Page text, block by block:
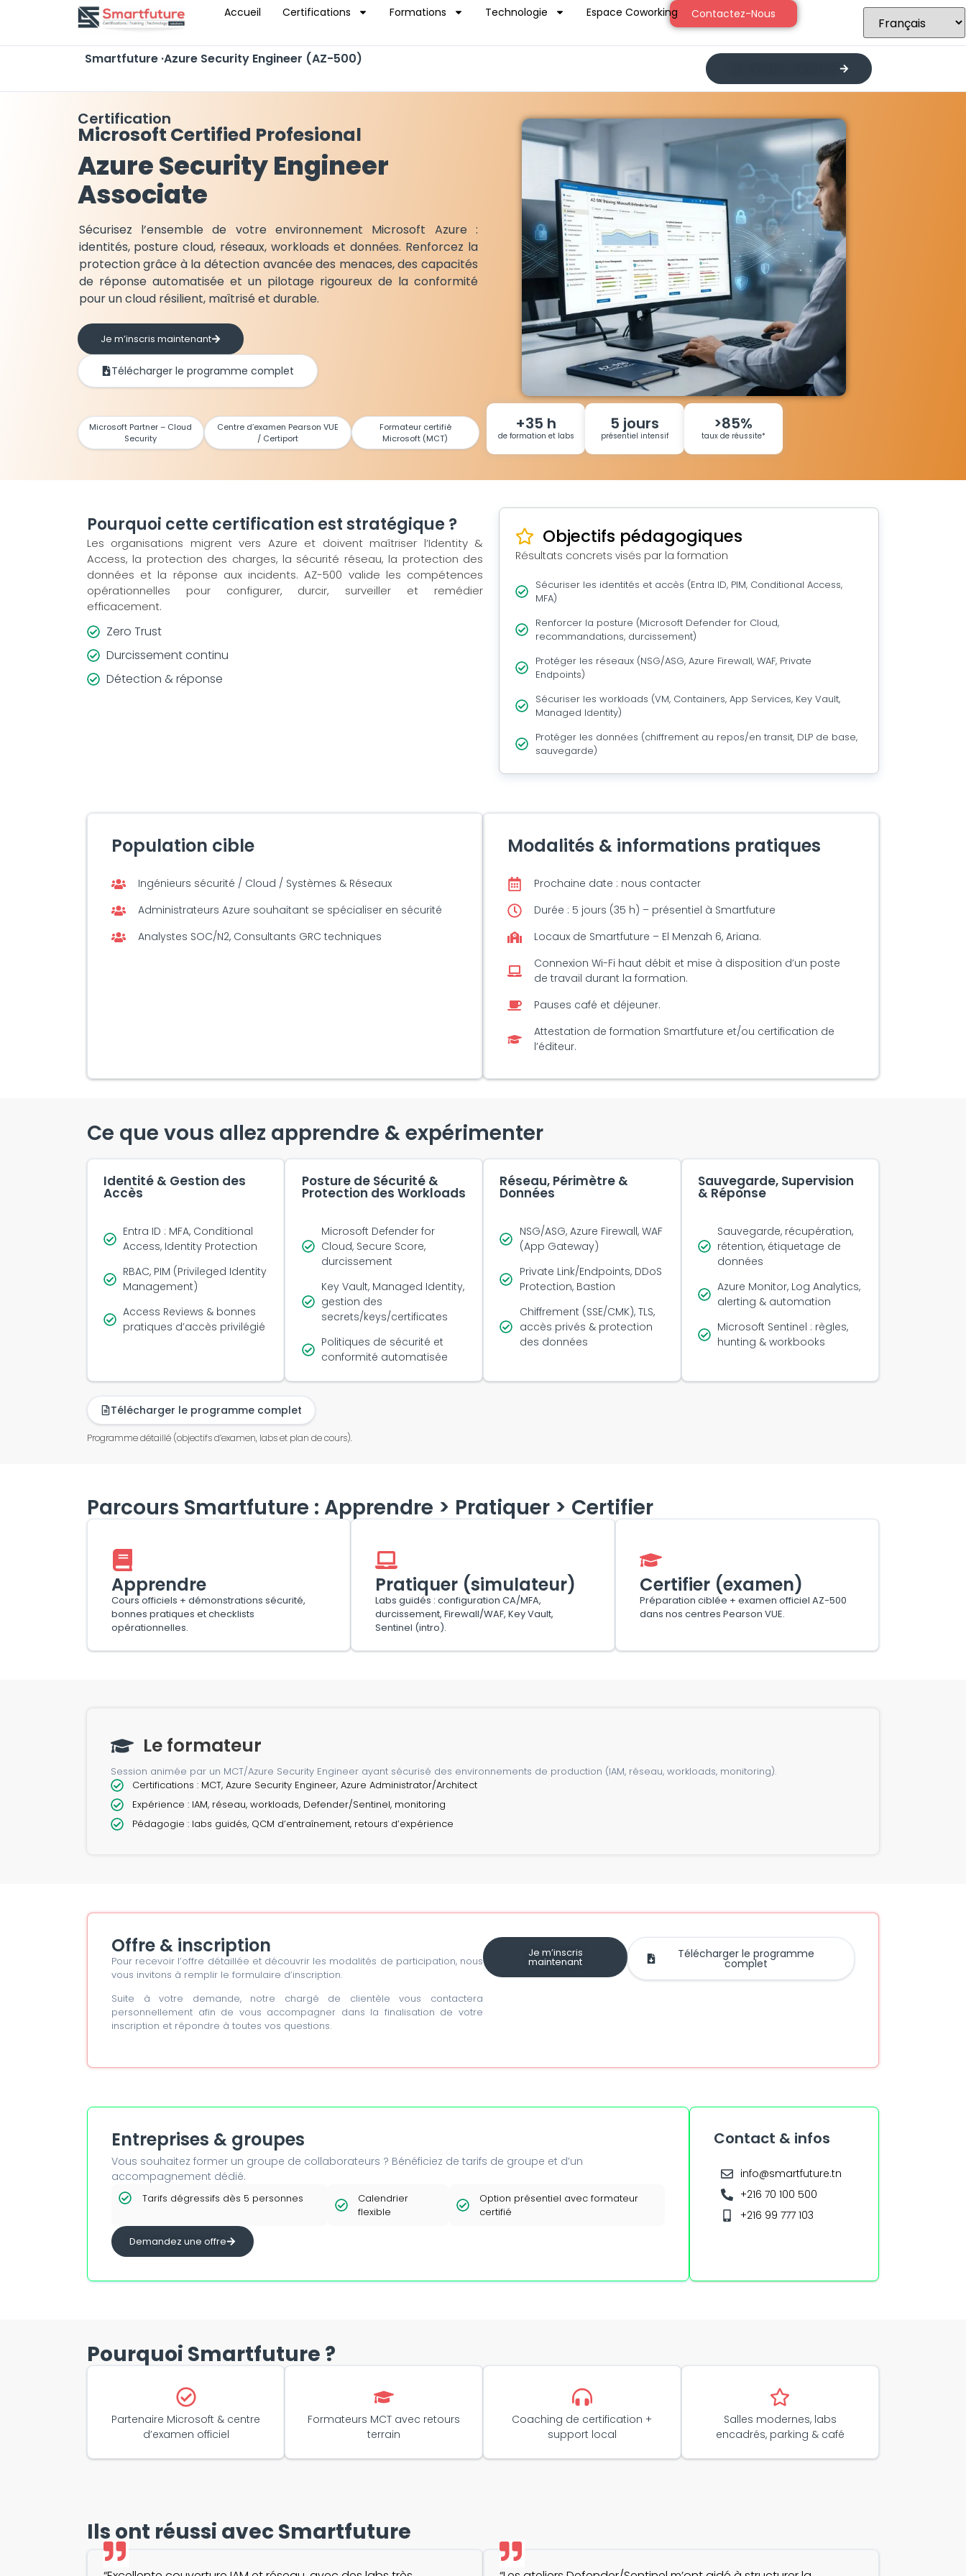
Accueil Certifications Formations Technologie Espace Coworking Contactez-Nous
Smartfuture ·Azure Security Engineer (AZ-500)
Je m’inscris maintenant
Certification
Microsoft Certified Profesional
Azure Security Engineer
Associate
Sécurisez l’ensemble de votre environnement Microsoft Azure :
identités, posture cloud, réseaux, workloads et données. Renforcez la
protection grâce à la détection avancée des menaces, des capacités
de réponse automatisée et un pilotage rigoureux de la conformité
pour un cloud résilient, maîtrisé et durable.
Je m’inscris maintenant
Télécharger le programme complet
Microsoft Partner – Cloud
Security
Centre d’examen Pearson VUE
/ Certiport
Formateur certifié
Microsoft (MCT)
+35 h
de formation et labs
5 jours
présentiel intensif
>85%
taux de réussite*
Pourquoi cette certification est stratégique ?
Les organisations migrent vers Azure et doivent maîtriser l’Identity &
Access, la protection des charges, la sécurité réseau, la protection des
données et la réponse aux incidents. AZ-500 valide les compétences
opérationnelles pour configurer, durcir, surveiller et remédier
efficacement.
Zero Trust
Durcissement continu
Détection & réponse
Objectifs pédagogiques
Résultats concrets visés par la formation
Sécuriser les identités et accès (Entra ID, PIM, Conditional Access,
MFA)
Renforcer la posture (Microsoft Defender for Cloud,
recommandations, durcissement)
Protéger les réseaux (NSG/ASG, Azure Firewall, WAF, Private
Endpoints)
Sécuriser les workloads (VM, Containers, App Services, Key Vault,
Managed Identity)
Protéger les données (chiffrement au repos/en transit, DLP de base,
sauvegarde)
Population cible
Ingénieurs sécurité / Cloud / Systèmes & Réseaux
Administrateurs Azure souhaitant se spécialiser en sécurité
Analystes SOC/N2, Consultants GRC techniques
Modalités & informations pratiques
Prochaine date : nous contacter
Durée : 5 jours (35 h) – présentiel à Smartfuture
Locaux de Smartfuture – El Menzah 6, Ariana.
Connexion Wi-Fi haut débit et mise à disposition d’un poste
de travail durant la formation.
Pauses café et déjeuner.
Attestation de formation Smartfuture et/ou certification de
l’éditeur.
Ce que vous allez apprendre & expérimenter
Identité & Gestion des
Accès
Entra ID : MFA, Conditional
Access, Identity Protection
RBAC, PIM (Privileged Identity
Management)
Access Reviews & bonnes
pratiques d’accès privilégié
Posture de Sécurité &
Protection des Workloads
Microsoft Defender for
Cloud, Secure Score,
durcissement
Key Vault, Managed Identity,
gestion des
secrets/keys/certificates
Politiques de sécurité et
conformité automatisée
Réseau, Périmètre &
Données
NSG/ASG, Azure Firewall, WAF
(App Gateway)
Private Link/Endpoints, DDoS
Protection, Bastion
Chiffrement (SSE/CMK), TLS,
accès privés & protection
des données
Sauvegarde, Supervision
& Réponse
Sauvegarde, récupération,
rétention, étiquetage de
données
Azure Monitor, Log Analytics,
alerting & automation
Microsoft Sentinel : règles,
hunting & workbooks
Télécharger le programme complet
Programme détaillé (objectifs d’examen, labs et plan de cours).
Parcours Smartfuture : Apprendre > Pratiquer > Certifier
Apprendre
Cours officiels + démonstrations sécurité,
bonnes pratiques et checklists
opérationnelles.
Pratiquer (simulateur)
Labs guidés : configuration CA/MFA,
durcissement, Firewall/WAF, Key Vault,
Sentinel (intro).
Certifier (examen)
Préparation ciblée + examen officiel AZ-500
dans nos centres Pearson VUE.
Le formateur
Session animée par un MCT/Azure Security Engineer ayant sécurisé des environnements de production (IAM, réseau, workloads, monitoring).
Certifications : MCT, Azure Security Engineer, Azure Administrator/Architect
Expérience : IAM, réseau, workloads, Defender/Sentinel, monitoring
Pédagogie : labs guidés, QCM d’entraînement, retours d’expérience
Offre & inscription
Pour recevoir l’offre détaillée et découvrir les modalités de participation, nous
vous invitons à remplir le formulaire d’inscription.
Suite à votre demande, notre chargé de clientèle vous contactera
personnellement afin de vous accompagner dans la finalisation de votre
inscription et répondre à toutes vos questions.
Je m’inscris
maintenant
Télécharger le programme
complet
Entreprises & groupes
Vous souhaitez former un groupe de collaborateurs ? Bénéficiez de tarifs de groupe et d’un
accompagnement dédié.
Tarifs dégressifs dès 5 personnes
Calendrier
flexible
Option présentiel avec formateur
certifié
Demandez une offre
Contact & infos
info@smartfuture.tn
+216 70 100 500
+216 99 777 103
Pourquoi Smartfuture ?
Partenaire Microsoft & centre
d’examen officiel
Formateurs MCT avec retours
terrain
Coaching de certification +
support local
Salles modernes, labs
encadrés, parking & café
Ils ont réussi avec Smartfuture